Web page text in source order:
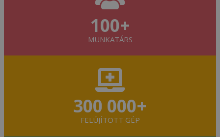
100+
MUNKATÁRS
300 000+
FELÚJÍTOTT GÉP